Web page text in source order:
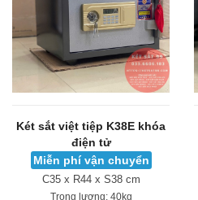
Két sắt việt tiệp K38E khóa
điện tử
Miễn phí vận chuyển
C35 x R44 x S38 cm
Trọng lượng:40kg